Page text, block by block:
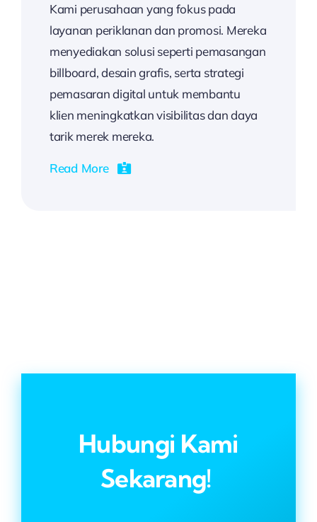
Kami perusahaan yang fokus pada
layanan periklanan dan promosi. Mereka
menyediakan solusi seperti pemasangan
billboard, desain grafis, serta strategi
pemasaran digital untuk membantu
klien meningkatkan visibilitas dan daya
tarik merek mereka.
Read More
Hubungi Kami
Sekarang!